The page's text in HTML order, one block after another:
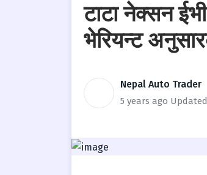
टाटा नेक्सन
भेरियन्ट
Nepal Auto Trader
5 years ago